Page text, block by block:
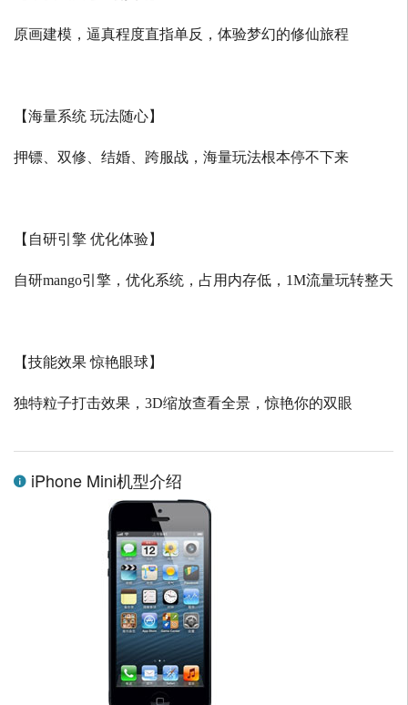
原画建模，逼真程度直指单反，体验梦幻的修仙旅程
【海量系统 玩法随心】
押镖、双修、结婚、跨服战，海量玩法根本停不下来
【自研引擎 优化体验】
自研mango引擎，优化系统，占用内存低， 1M流量玩转整天
【技能效果 惊艳眼球】
独特粒子打击效果， 3D缩放查看全景，惊艳你的双眼
iPhone Mini机型介绍